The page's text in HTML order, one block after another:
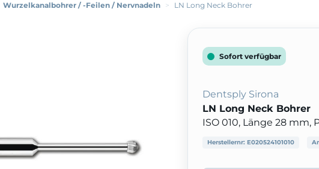
Wurzelkanalbohrer / -Feilen / Nervnadeln > LN Long Neck Bohrer
Sofort verfügbar
Dentsply Sirona
LN Long Neck Bohrer
ISO 010, Länge 28 mm,
Herstellernr: E020524101010